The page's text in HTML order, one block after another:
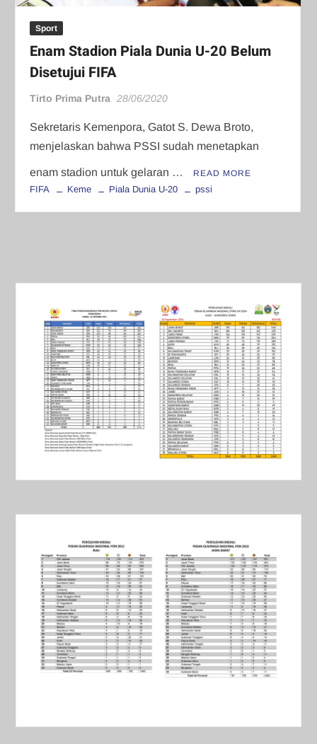
Sport
Enam Stadion Piala Dunia U-20 Belum
Disetujui FIFA
Tirto Prima Putra 28/06/2020
Sekretaris Kemenpora, Gatot S. Dewa Broto,
menjelaskan bahwa PSSI sudah menetapkan
enam stadion untuk gelaran … READ MORE
FIFA Keme Piala Dunia U-20 pssi